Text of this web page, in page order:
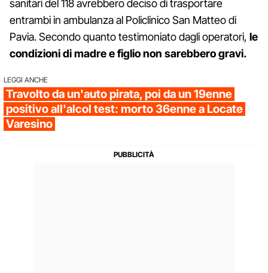
sanitari del 118 avrebbero deciso di trasportare
entrambi in ambulanza al Policlinico San Matteo di
Pavia. Secondo quanto testimoniato dagli operatori, le
condizioni di madre e figlio non sarebbero gravi.
LEGGI ANCHE
Travolto da un'auto pirata, poi da un 19enne
positivo all'alcol test: morto 36enne a Locate
Varesino